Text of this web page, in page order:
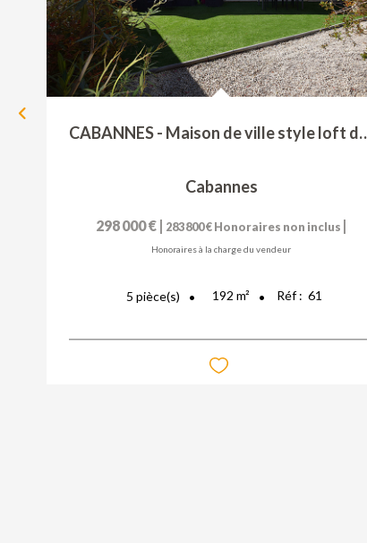
CABANNES -
Cabannes
298 000 € 283 800 €Honoraires non inclus
Honoraires à la charge du vendeur
5 pièce(s) 192 m² Réf : 61